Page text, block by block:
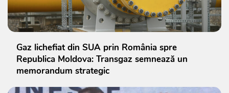
Gaz lichefiat din SUA prin România spre
Republica Moldova: Transgaz semnează un
memorandum strategic